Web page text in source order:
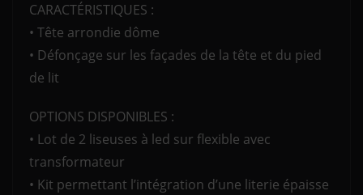
CARACTÉRISTIQUES :
• Tête arrondie dôme
• Défonçage sur les façades de la tête et du pied
de lit
OPTIONS DISPONIBLES :
• Lot de 2 liseuses à led sur flexible avec
transformateur
• Kit permettant l’intégration d’une literie épaisse